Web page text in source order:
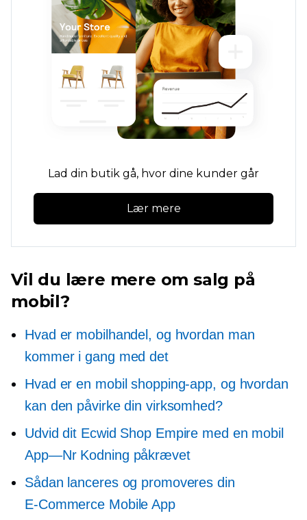
Lad din butik gå, hvor dine kunder går
Lær mere
Vil du lære mere om salg på
mobil?
Hvad er mobilhandel, og hvordan man
kommer i gang med det
Hvad er en mobil shopping-app, og hvordan
kan den påvirke din virksomhed?
Udvid dit Ecwid Shop Empire med en mobil
App—NrKodning påkrævet
Sådan lanceres og promoveres din
E-Commerce Mobile App